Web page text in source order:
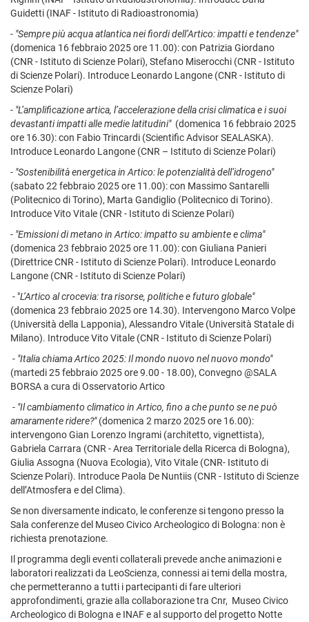
Guidetti (INAF - Istituto di Radioastronomia)
- "Sempre più acqua atlantica nei fiordi dell’Artico: impatti e tendenze"
(domenica 16 febbraio 2025 ore 11.00): con Patrizia Giordano
(CNR - Istituto di Scienze Polari), Stefano Miserocchi (CNR - Istituto
di Scienze Polari). Introduce Leonardo Langone (CNR - Istituto di
Scienze Polari)
- "L’amplificazione artica, l’accelerazione della crisi climatica e i suoi
devastanti impatti alle medie latitudini"(domenica 16 febbraio 2025
ore 16.30): con Fabio Trincardi (Scientific Advisor SEALASKA).
Introduce Leonardo Langone (CNR – Istituto di Scienze Polari)
- "Sostenibilità energetica in Artico: le potenzialità dell’idrogeno"
(sabato 22 febbraio 2025 ore 11.00): con Massimo Santarelli
(Politecnico di Torino), Marta Gandiglio (Politecnico di Torino).
Introduce Vito Vitale (CNR - Istituto di Scienze Polari)
- "Emissioni di metano in Artico: impatto su ambiente e clima"
(domenica 23 febbraio 2025 ore 11.00): con Giuliana Panieri
(Direttrice CNR - Istituto di Scienze Polari). Introduce Leonardo
Langone (CNR - Istituto di Scienze Polari)
- "L’Artico al crocevia: tra risorse, politiche e futuro globale"
(domenica 23 febbraio 2025 ore 14.30). Intervengono Marco Volpe
(Università della Lapponia), Alessandro Vitale (Università Statale di
Milano). Introduce Vito Vitale (CNR - Istituto di Scienze Polari)
- "Italia chiama Artico 2025: Il mondo nuovo nel nuovo mondo"
(martedi 25 febbraio 2025 ore 9.00 - 18.00), Convegno @SALA
BORSA a cura di Osservatorio Artico
- "Il cambiamento climatico in Artico, fino a che punto se ne può
amaramente ridere?"(domenica 2 marzo 2025 ore 16.00):
intervengono Gian Lorenzo Ingrami (architetto, vignettista),
Gabriela Carrara (CNR - Area Territoriale della Ricerca di Bologna),
Giulia Assogna (Nuova Ecologia), Vito Vitale (CNR- Istituto di
Scienze Polari). Introduce Paola De Nuntiis (CNR - Istituto di Scienze
dell’Atmosfera e del Clima).
Se non diversamente indicato, le conferenze si tengono presso la
Sala conferenze del Museo Civico Archeologico di Bologna: non è
richiesta prenotazione.
Il programma degli eventi collaterali prevede anche animazioni e
laboratori realizzati da LeoScienza, connessi ai temi della mostra,
che permetteranno a tutti i partecipanti di fare ulteriori
approfondimenti, grazie alla collaborazione tra Cnr, Museo Civico
Archeologico di Bologna e INAF e al supporto del progetto Notte